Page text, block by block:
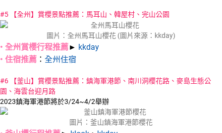
#5 【全州】賞櫻景點推薦：馬耳山、韓屋村、完山公園
圖片：全州馬耳山櫻花 (圖片來源：kkday)
• 全州賞櫻行程推薦► kkday
• 住宿推薦 ： 全州住宿
#6 【釜山】賞櫻景點推薦：鎮海軍港節、南川洞櫻花路、麥島生態公
園、海雲台迎月路
2023鎮海軍港節將於3/24~4/2舉辦
圖片：釜山鎮海軍港節櫻花